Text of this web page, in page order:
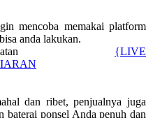
mencoba memakai platform
anda lakukan.
{LIVE
dan ribet, penjualnya juga
baterai ponsel Anda penuh dan